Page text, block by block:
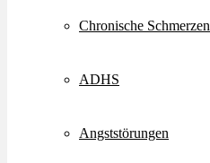
Chronische Schmerzen
ADHS
Angststörungen